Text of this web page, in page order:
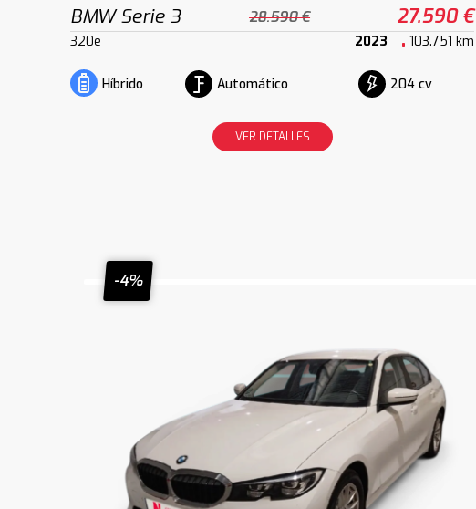
BMW Serie 3 28.590 € 27.590 €
320e 2023 103.751 km
Híbrido Automático 204 cv
VER DETALLES
-4%